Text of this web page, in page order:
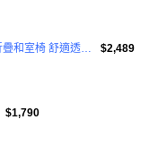
Cotton Field 棉花田傢飾 漢斯頸腰雙調節12段折疊和室椅 舒適透氣 收納
$2,489
$1,790